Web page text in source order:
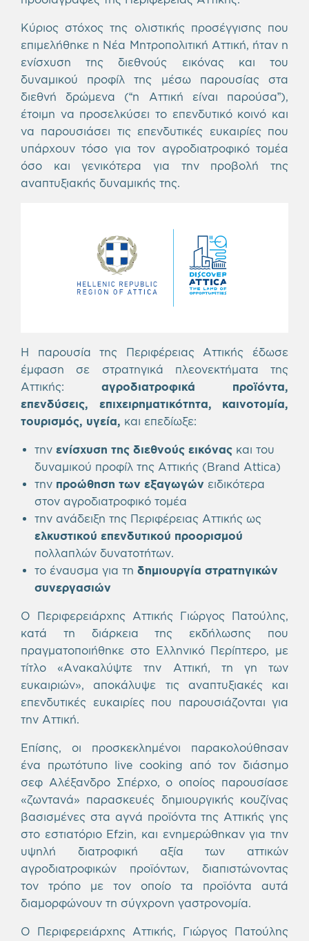
Κύριος στόχος της ολιστικής προσέγγισης που
επιμελήθηκε η Νέα Μητροπολιτική Αττική, ήταν η
ενίσχυση της διεθνούς εικόνας και του
δυναμικού προφίλ της μέσω παρουσίας στα
διεθνή δρώμενα (“η Αττική είναι παρούσα”),
έτοιμη να προσελκύσει το επενδυτικό κοινό και
να παρουσιάσει τις επενδυτικές ευκαιρίες που
υπάρχουν τόσο για τον αγροδιατροφικό τομέα
όσο και γενικότερα για την προβολή της
αναπτυξιακής δυναμικής της.
Η παρουσία της Περιφέρειας Αττικής έδωσε
έμφαση σε στρατηγικά πλεονεκτήματα της
Αττικής: αγροδιατροφικά προϊόντα,
επενδύσεις, επιχειρηματικότητα, καινοτομία,
τουρισμός, υγεία, και επεδίωξε:
την ενίσχυση της διεθνούς εικόνας και του
δυναμικού προφίλ της Αττικής (Brand Attica)
την προώθηση των εξαγωγών ειδικότερα
στον αγροδιατροφικό τομέα
την ανάδειξη της Περιφέρειας Αττικής ως
ελκυστικού επενδυτικού προορισμού
πολλαπλών δυνατοτήτων.
το έναυσμα για τη δημιουργία στρατηγικών
συνεργασιών
Ο Περιφερειάρχης Αττικής Γιώργος Πατούλης,
κατά τη διάρκεια της εκδήλωσης που
πραγματοποιήθηκε στο Ελληνικό Περίπτερο, με
τίτλο «Ανακαλύψτε την Αττική, τη γη των
ευκαιριών», αποκάλυψε τις αναπτυξιακές και
επενδυτικές ευκαιρίες που παρουσιάζονται για
την Αττική.
Επίσης, οι προσκεκλημένοι παρακολούθησαν
ένα πρωτότυπο live cooking από τον διάσημο
σεφ Αλέξανδρο Σπέρχο, ο οποίος παρουσίασε
«ζωντανά» παρασκευές δημιουργικής κουζίνας
βασισμένες στα αγνά προϊόντα της Αττικής γης
στο εστιατόριο Efzin, και ενημερώθηκαν για την
υψηλή διατροφική αξία των αττικών
αγροδιατροφικών προϊόντων, διαπιστώνοντας
τον τρόπο με τον οποίο τα προϊόντα αυτά
διαμορφώνουν τη σύγχρονη γαστρονομία.
Ο Περιφερειάρχης Αττικής, Γιώργος Πατούλης